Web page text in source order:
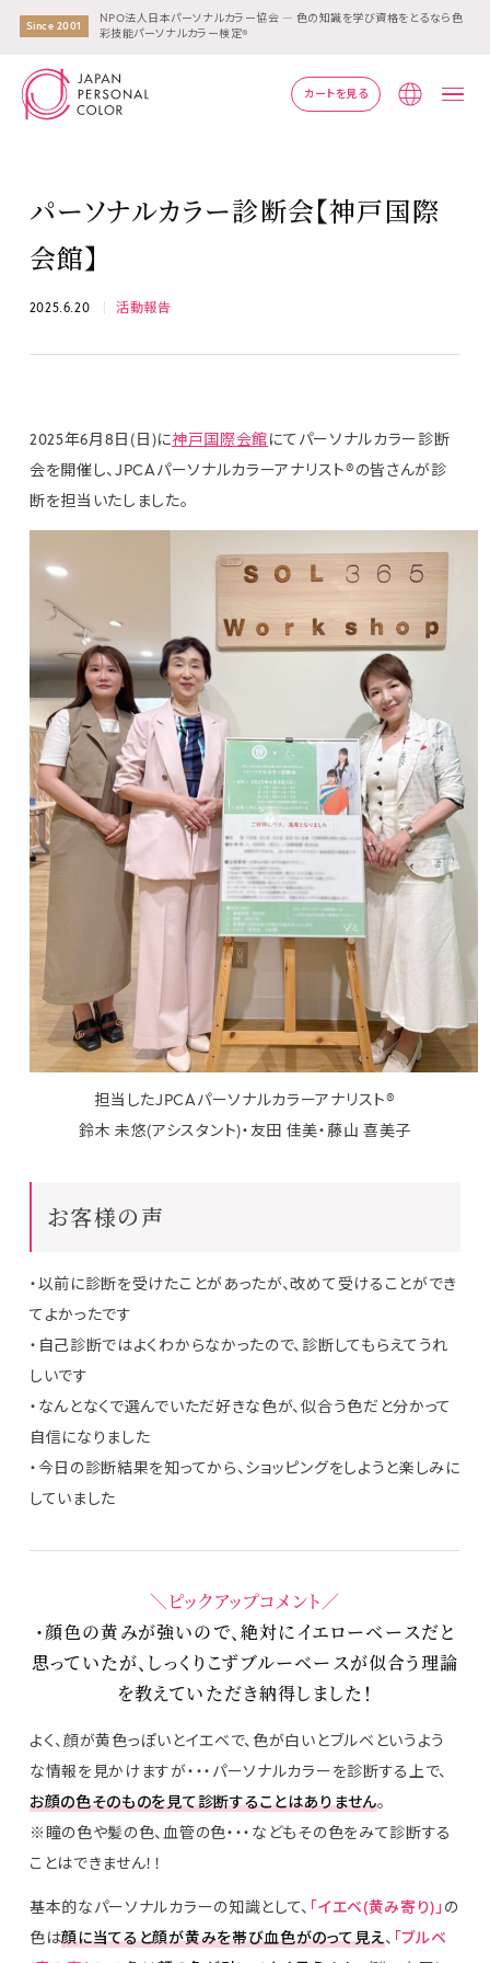
Since 2001
NPO法人日本パーソナルカラー協会 ― 色の知識を学び資格をとるなら色
彩技能パーソナルカラー検定®
カートを見る
パーソナルカラー診断会【神戸国際
会館】
2025.6.20 活動報告
2025年6月8日(日)に神戸国際会館にてパーソナルカラー診断
会を開催し、JPCAパーソナルカラーアナリスト®の皆さんが診
断を担当いたしました。
担当したJPCAパーソナルカラーアナリスト®
鈴木 未悠(アシスタント)・友田 佳美・藤山 喜美子
お客様の声
・以前に診断を受けたことがあったが、改めて受けることができ
てよかったです
・自己診断ではよくわからなかったので、診断してもらえてうれ
しいです
・なんとなくで選んでいただ好きな色が、似合う色だと分かって
自信になりました
・今日の診断結果を知ってから、ショッピングをしようと楽しみに
していました
＼ピックアップコメント／
・顔色の黄みが強いので、絶対にイエローベースだと
思っていたが、しっくりこずブルーベースが似合う理論
を教えていただき納得しました！
よく、顔が黄色っぽいとイエベで、色が白いとブルベというよう
な情報を見かけますが・・・パーソナルカラーを診断する上で、
お顔の色そのものを見て診断することはありません。
※瞳の色や髪の色、血管の色・・・などもその色をみて診断する
ことはできません！！
基本的なパーソナルカラーの知識として、 「イエベ(黄み寄り)」 の
色は顔に当てると顔が黄みを帯び血色がのって見え、 「ブルベ